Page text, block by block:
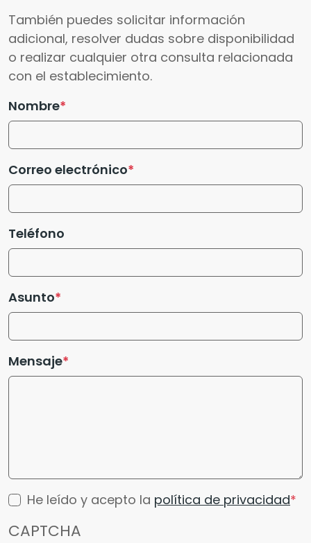
También puedes solicitar información
adicional, resolver dudas sobre disponibilidad
o realizar cualquier otra consulta relacionada
con el establecimiento.
Nombre
Correo electrónico
Teléfono
Asunto
Mensaje
He leído y acepto la política de privacidad
CAPTCHA